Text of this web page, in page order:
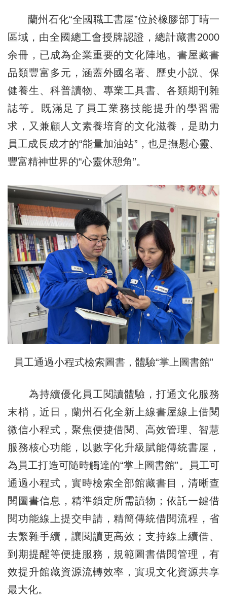
蘭州石化“全國職工書屋”位於橡膠部丁晴一
區域，由全國總工會授牌認證，總計藏書2000
余冊，已成為企業重要的文化陣地。書屋藏書
品類豐富多元，涵蓋外國名著、歷史小説、保
健養生、科普讀物、專業工具書、各類期刊雜
誌等。既滿足了員工業務技能提升的學習需
求，又兼顧人文素養培育的文化滋養，是助力
員工成長成才的“能量加油站”，也是撫慰心靈、
豐富精神世界的“心靈休憩角”。
員工通過小程式檢索圖書，體驗“掌上圖書館”
為持續優化員工閱讀體驗，打通文化服務
末梢，近日，蘭州石化全新上線書屋線上借閱
微信小程式，聚焦便捷借閱、高效管理、智慧
服務核心功能，以數字化升級賦能傳統書屋，
為員工打造可隨時觸達的“掌上圖書館”。員工可
通過小程式，實時檢索全部館藏書目，清晰查
閱圖書信息，精準鎖定所需讀物；依託一鍵借
閱功能線上提交申請，精簡傳統借閱流程，省
去繁雜手續，讓閱讀更高效；支持線上續借、
到期提醒等便捷服務，規範圖書借閱管理，有
效提升館藏資源流轉效率，實現文化資源共享
最大化。